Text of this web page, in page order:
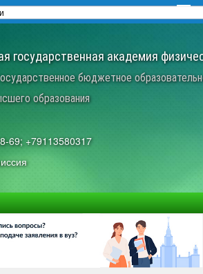
государственная академия
бюджетное
образования
69; +79113580317